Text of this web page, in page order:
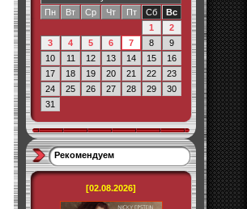
Пн
Вт Ср Чт Пт Сб
Вс
1
2
3
4 5 6 7 8
9
10
11 12 13 14 15
16
17
18 19 20 21 22
23
24
25 26 27 28 29
30
31
Рекомендуем
[02.08.2026]